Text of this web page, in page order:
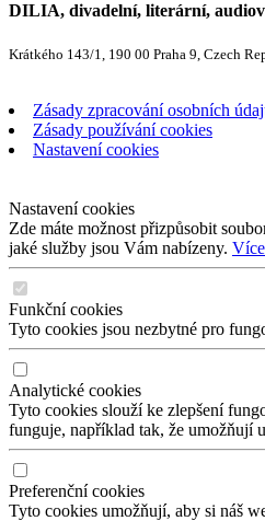
DILIA, divadelní, literární,
Krátkého 143/1, 190 00 Praha 9, Czech
Zásady zpracování osobních
Zásady používání cookies
Nastavení cookies
Nastavení cookies
Zde máte možnost přizpůsobit
jaké služby jsou Vám nabízeny.
Funkční cookies
Tyto cookies jsou nezbytné pro
Analytické cookies
Tyto cookies slouží ke zlepšení
funguje, například tak, že umožňují
Preferenční cookies
Tyto cookies umožňují, aby si náš